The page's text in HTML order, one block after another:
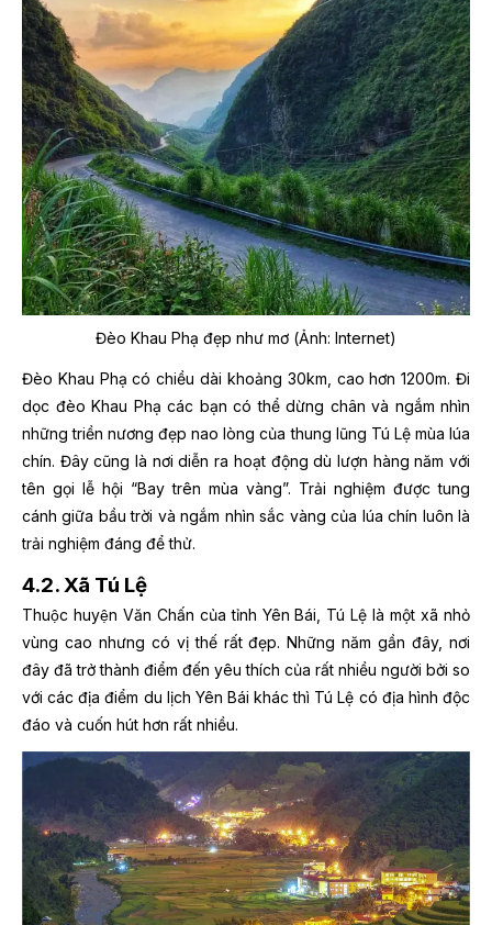
Đèo Khau Phạ đẹp như mơ (Ảnh: Internet)
Đèo Khau Phạ có chiều dài khoảng 30km, cao hơn 1200m. Đi
dọc đèo Khau Phạ các bạn có thể dừng chân và ngắm nhìn
những triền nương đẹp nao lòng của thung lũng Tú Lệ mùa lúa
chín. Đây cũng là nơi diễn ra hoạt động dù lượn hàng năm với
tên gọi lễ hội “Bay trên mùa vàng”. Trải nghiệm được tung
cánh giữa bầu trời và ngắm nhìn sắc vàng của lúa chín luôn là
trải nghiệm đáng để thử.
4.2. Xã Tú Lệ
Thuộc huyện Văn Chấn của tỉnh Yên Bái, Tú Lệ là một xã nhỏ
vùng cao nhưng có vị thế rất đẹp. Những năm gần đây, nơi
đây đã trở thành điểm đến yêu thích của rất nhiều người bởi so
với các địa điểm du lịch Yên Bái khác thì Tú Lệ có địa hình độc
đáo và cuốn hút hơn rất nhiều.